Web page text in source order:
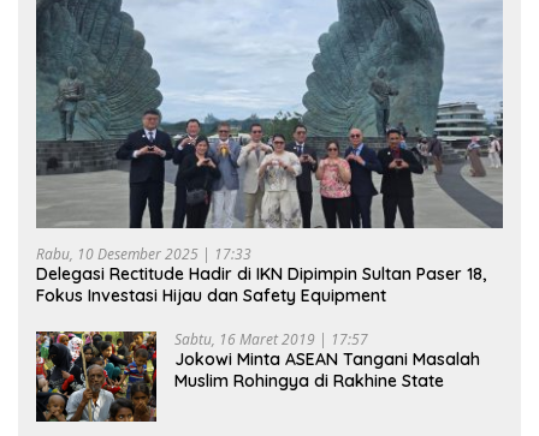
Rabu, 10 Desember 2025 | 17:33
Delegasi Rectitude Hadir di IKN Dipimpin Sultan Paser 18,
Fokus Investasi Hijau dan Safety Equipment
Sabtu, 16 Maret 2019 | 17:57
Jokowi Minta ASEAN Tangani Masalah
Muslim Rohingya di Rakhine State